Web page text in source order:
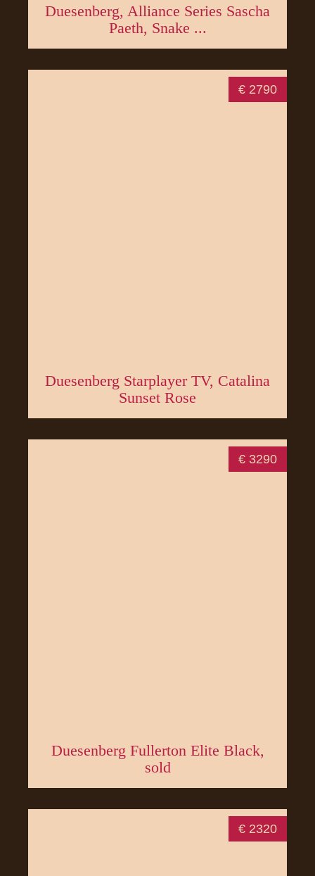
Duesenberg, Alliance Series Sascha
Paeth, Snake ...
€ 2790
Duesenberg Starplayer TV, Catalina
Sunset Rose
€ 3290
Duesenberg Fullerton Elite Black,
sold
€ 2320